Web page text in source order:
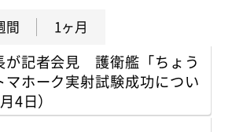
間 1ヶ月
が記者会見 護衛艦「ちょう
マホーク実射試験成功につい
4日）